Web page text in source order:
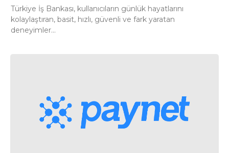
Türkiye İş Bankası, kullanıcıların günlük hayatlarını
kolaylaştıran, basit, hızlı, güvenli ve fark yaratan
deneyimler...